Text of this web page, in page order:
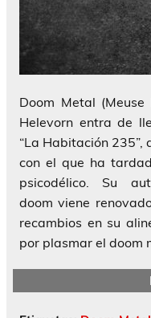
Doom Metal
Helevorn entra de
“La Habitación
con el que ha
psicodélico. Su
doom viene
recambios en su
por plasmar el doom